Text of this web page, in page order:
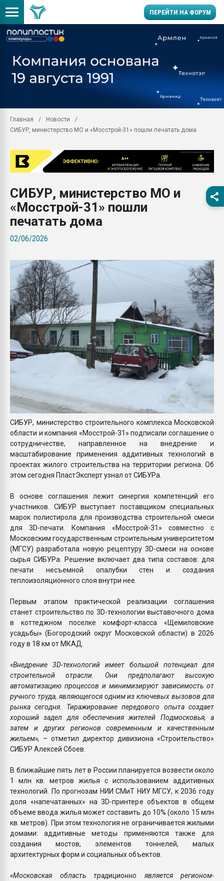
ПЕРЕЙТИ НА ФОРУМ
ближайшее
Подмосковье, Москва
первый план в
ситуацией на
бутылок
Материал поверхности
Продам отходы
поликарбоната и АБС-
ПЕРЕЙТИ НА
Главная
Новости
СИБУР, министерство МО и «Мосстрой-31» пошли печатать дома
СИБУР, министерство МО и
«Мосстрой-31» пошли
печатать дома
02/06/2026
СИБУР, министерство строительного комплекса Московской
области и компания «Мосстрой-31» подписали соглашение о
сотрудничестве, направленное на внедрение и
масштабирование применения аддитивных технологий в
проектах жилого строительства на территории региона. Об
этом сегодня ПластЭксперт узнал от СИБУРа.
В основе соглашения лежит синергия компетенций его
участников. СИБУР выступает поставщиком специальных
марок полистирола для производства строительной смеси
для 3D-печати. Компания «Мосстрой-31» совместно с
Московским государственным строительным университетом
(МГСУ) разработала новую рецептуру 3D-смеси на основе
сырья СИБУРа. Решение включает два типа составов: для
печати несъемной опалубки стен и создания
теплоизоляционного слоя внутри нее.
Первым этапом практической реализации соглашения
станет строительство по 3D-технологии выставочного дома
в коттеджном поселке комфорт-класса «Щемиловские
усадьбы» (Богородский округ Московской области) в 2026
году в 18 км от МКАД.
«Внедрение 3D-технологий имеет большой потенциал для
строительной отрасли. Они предполагают высокую
автоматизацию процессов и минимизируют зависимость от
ручного труда, являющегося одним из ключевых вызовов для
рынка сегодня. Тиражирование передового опыта создает
хороший задел для обеспечения жителей Подмосковья, а
затем и других регионов современным и качественным
жильем», – отметил директор дивизиона «Строительство»
СИБУР Алексей Сбоев.
В ближайшие пять лет в России планируется возвести около
1 млн кв. метров жилья с использованием аддитивных
технологий. По прогнозам НИИ СМиТ НИУ МГСУ, к 2036 году
доля «напечатанных» на 3D-принтере объектов в общем
объеме ввода жилья может составить до 10% (около 15 млн
кв. метров). При этом технология не ограничивается жилыми
домами: аддитивные методы применяются также для
создания мостов, элементов тоннелей, малых
архитектурных форм и социальных объектов.
«Московская область традиционно является регионом-